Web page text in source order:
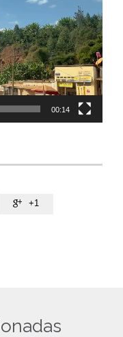
00:14
 +1